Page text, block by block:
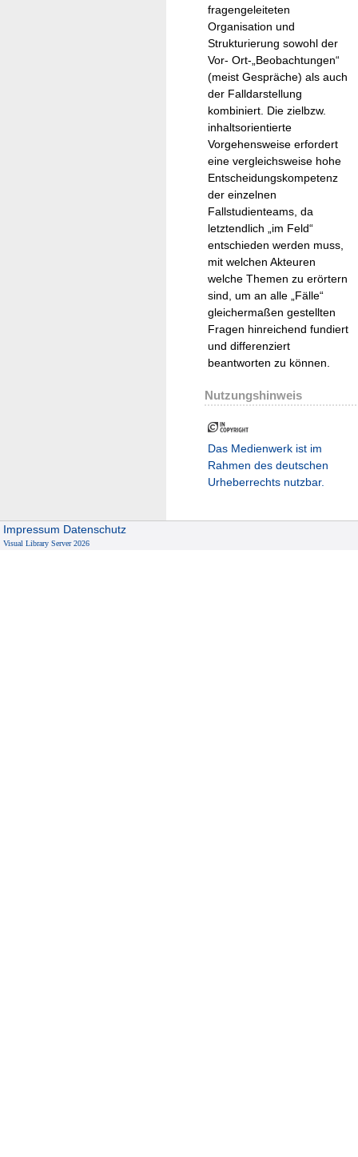
fragengeleiteten
Organisation und
Strukturierung sowohl der
Vor- Ort-„Beobachtungen“
(meist Gespräche) als auch
der Falldarstellung
kombiniert. Die zielbzw.
inhaltsorientierte
Vorgehensweise erfordert
eine vergleichsweise hohe
Entscheidungskompetenz
der einzelnen
Fallstudienteams, da
letztendlich „im Feld“
entschieden werden muss,
mit welchen Akteuren
welche Themen zu erörtern
sind, um an alle „Fälle“
gleichermaßen gestellten
Fragen hinreichend fundiert
und differenziert
beantworten zu können.
Nutzungshinweis
Das Medienwerk ist im
Rahmen des deutschen
Urheberrechts nutzbar.
Impressum Datenschutz
Visual Library Server 2026